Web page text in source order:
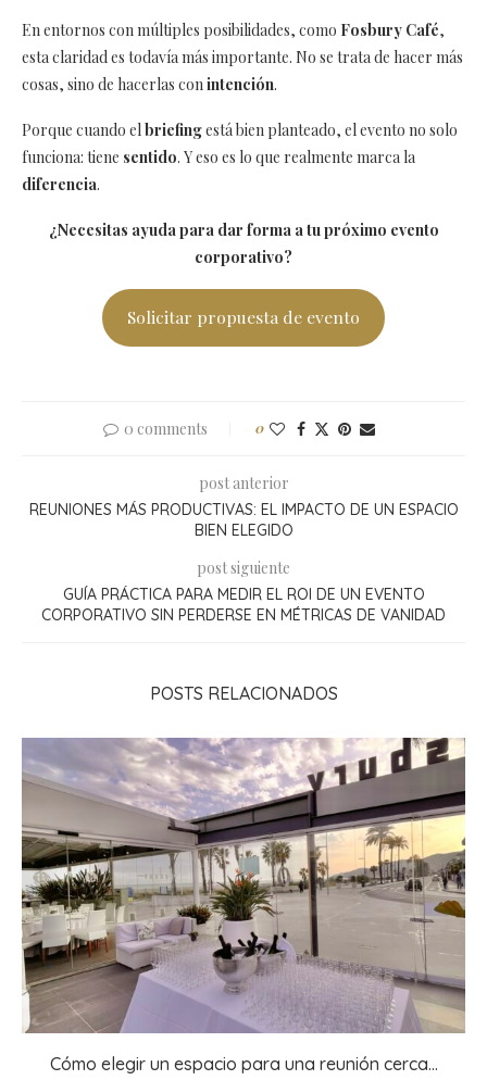
En entornos con múltiples posibilidades, como Fosbury Café,
esta claridad es todavía más importante. No se trata de hacer más
cosas, sino de hacerlas con intención.
Porque cuando el briefingestá bien planteado, el evento no solo
funciona: tiene sentido. Y eso es lo que realmente marca la
diferencia.
¿Necesitas ayuda para dar forma a tu próximo evento
corporativo?
Solicitar propuesta de evento
0 comments 0
post anterior
REUNIONES MÁS PRODUCTIVAS: EL IMPACTO DE UN ESPACIO
BIEN ELEGIDO
post siguiente
GUÍA PRÁCTICA PARA MEDIR EL ROI DE UN EVENTO
CORPORATIVO SIN PERDERSE EN MÉTRICAS DE VANIDAD
POSTS RELACIONADOS
Cómo elegir un espacio para una reunión cerca...